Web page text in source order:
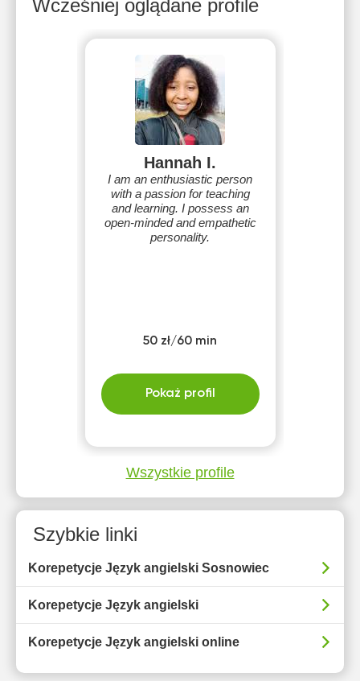
Wcześniej oglądane profile
Hannah I.
I am an enthusiastic person
with a passion for teaching
and learning. I possess an
open-minded and empathetic
personality.
50 zł/60 min
Pokaż profil
Wszystkie profile
Szybkie linki
Korepetycje Język angielski Sosnowiec
Korepetycje Język angielski
Korepetycje Język angielski online